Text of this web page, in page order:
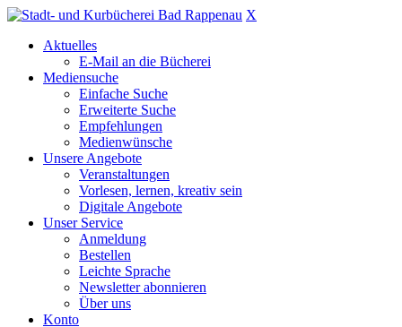
X
Aktuelles
E-Mail an die Bücherei
Mediensuche
Einfache Suche
Erweiterte Suche
Empfehlungen
Medienwünsche
Unsere Angebote
Veranstaltungen
Vorlesen, lernen, kreativ sein
Digitale Angebote
Unser Service
Anmeldung
Bestellen
Leichte Sprache
Newsletter abonnieren
Über uns
Konto